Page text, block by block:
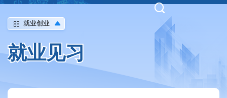

就业创业
就业见习